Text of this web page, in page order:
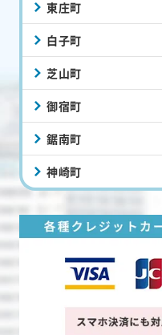
東庄町
白子町
芝山町
御宿町
鋸南町
神崎町